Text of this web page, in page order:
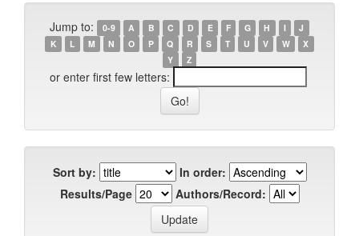
Jump to: 0-9 A B C D E F G H I
J
K
L M N O P Q R S T U V W
X
Y
Z
or enter first few letters:
Sort by:
In order:
Results/Page
Authors/Record: